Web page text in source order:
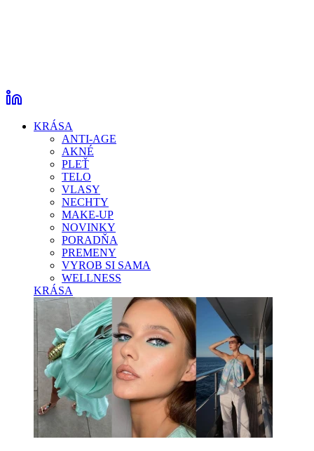
KRÁSA
ANTI-AGE
AKNÉ
PLEŤ
TELO
VLASY
NECHTY
MAKE-UP
NOVINKY
PORADŇA
PREMENY
VYROB SI SAMA
WELLNESS
KRÁSA